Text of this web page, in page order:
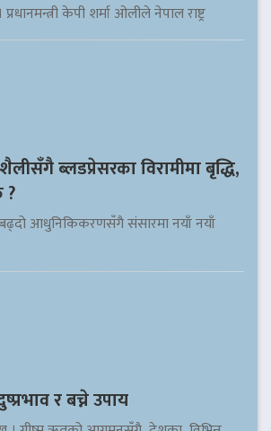
केपी शर्मा ओलीले नेपाल राष्ट्र
ब्लडप्रेसरका विरामीमा बृद्धि,
?
आधुनिकिकरणसँगै संसारमा नयाँ नयाँ
र बच्ने उपाय